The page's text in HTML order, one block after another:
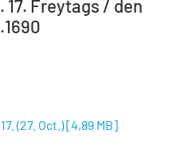
17. Freytags / den
(27. Oct.)[4,89 MB]